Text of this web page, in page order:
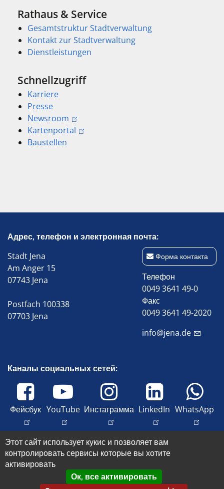
Rathaus & Service
Gesamtstruktur Stadtverwaltung
Kontakt zur Stadtverwaltung
Dienstleistungen
Schnellzugriff
Karriere
Presse
Newsroom
Kartenportal
Baustellen
Адрес, телефон и электронная почта:
Stadt Jena
Am Anger 15
07743 Jena
Postfach 100338
07703 Jena
Форма контакта
Телефон
0049 3641 49-0
Факс
0049 3641 49-2020
info@jena.de
Каналы социальных сетей:
Фейсбук YouTube Инстаграмма LinkedIn WhatsApp
© 2026 Stadt Jena
Доступность
Защита данных
Этот сайт использует кукис и позволяет вам
контролировать сервисы которые вы хотите
активировать
Ок, все активировать